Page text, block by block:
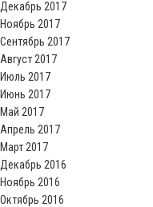
Декабрь 2017
Ноябрь 2017
Сентябрь 2017
Август 2017
Июль 2017
Июнь 2017
Май 2017
Апрель 2017
Март 2017
Декабрь 2016
Ноябрь 2016
Октябрь 2016